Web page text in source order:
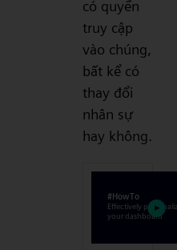
có quyền
truy cập
vào chúng,
bất kể có
thay đổi
nhân sự
hay không.